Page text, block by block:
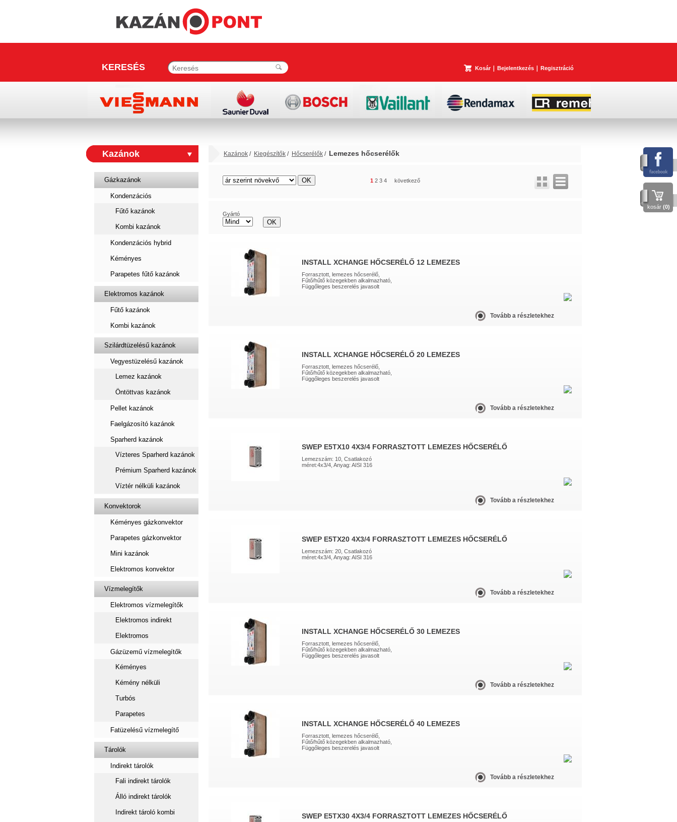
kosár (0)
KERESÉS Kosár Bejelentkezés Regisztráció
Kazánok
Gázkazánok
Kondenzációs
Fűtő kazánok
Kombi kazánok
Kondenzációs hybrid
Kéményes
Parapetes fűtő kazánok
Elektromos kazánok
Fűtő kazánok
Kombi kazánok
Szilárdtüzelésű kazánok
Vegyestüzelésű kazánok
Lemez kazánok
Öntöttvas kazánok
Pellet kazánok
Faelgázosító kazánok
Sparherd kazánok
Vízteres Sparherd kazánok
Prémium Sparherd kazánok
Víztér nélküli kazánok
Konvektorok
Kéményes gázkonvektor
Parapetes gázkonvektor
Mini kazánok
Elektromos konvektor
Vízmelegítők
Elektromos vízmelegítők
Elektromos indirekt
Elektromos
Gázüzemű vízmelegítők
Kéményes
Kémény nélküli
Turbós
Parapetes
Fatüzelésű vízmelegítő
Tárolók
Indirekt tárolók
Fali indirekt tárolók
Álló indirekt tárolók
Indirekt tároló kombi
Kazánok / Kiegészítők / Hőcserélők / Lemezes hőcserélők
rács lista
1 2 3 4 következő
Gyártó
INSTALL XCHANGE HŐCSERÉLŐ 12 LEMEZES
Forrasztott, lemezes hőcserélő,
Fűtő/hűtő közegekben alkalmazható,
Függőleges beszerelés javasolt
Tovább a részletekhez
INSTALL XCHANGE HŐCSERÉLŐ 20 LEMEZES
Forrasztott, lemezes hőcserélő,
Fűtő/hűtő közegekben alkalmazható,
Függőleges beszerelés javasolt
Tovább a részletekhez
SWEP E5TX10 4X3/4 FORRASZTOTT LEMEZES HŐCSERÉLŐ
Lemezszám: 10, Csatlakozó
méret:4x3/4, Anyag: AISI 316
Tovább a részletekhez
SWEP E5TX20 4X3/4 FORRASZTOTT LEMEZES HŐCSERÉLŐ
Lemezszám: 20, Csatlakozó
méret:4x3/4, Anyag: AISI 316
Tovább a részletekhez
INSTALL XCHANGE HŐCSERÉLŐ 30 LEMEZES
Forrasztott, lemezes hőcserélő,
Fűtő/hűtő közegekben alkalmazható,
Függőleges beszerelés javasolt
Tovább a részletekhez
INSTALL XCHANGE HŐCSERÉLŐ 40 LEMEZES
Forrasztott, lemezes hőcserélő,
Fűtő/hűtő közegekben alkalmazható,
Függőleges beszerelés javasolt
Tovább a részletekhez
SWEP E5TX30 4X3/4 FORRASZTOTT LEMEZES HŐCSERÉLŐ